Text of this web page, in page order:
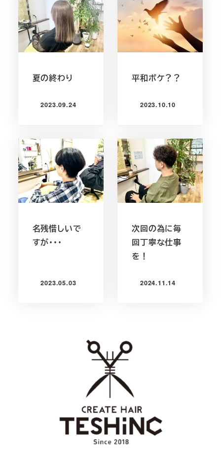
夏の終わり
投稿日
2023.09.24
平和ボケ？？
投稿日
2023.10.10
名残惜しいで
すが・・・
投稿日
2023.05.03
次回の為に毎
回丁寧な仕事
を！
投稿日
2024.11.14